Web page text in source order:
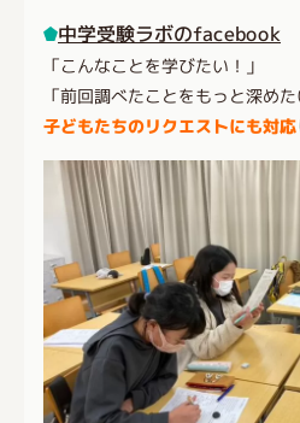
中学受験ラボのfacebook
「こんなことを学びたい！」
「前回調べたことをもっと深め
子どもたちのリクエストにも対応